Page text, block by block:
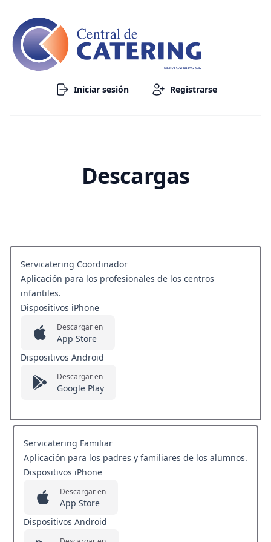
Iniciar sesión Registrarse
Descargas
Servicatering Coordinador
Aplicación para los profesionales de los centros
infantiles.
Dispositivos iPhone
Descargar en
App Store
Dispositivos Android
Descargar en
Google Play
Servicatering Familiar
Aplicación para los padres y familiares de los alumnos.
Dispositivos iPhone
Descargar en
App Store
Dispositivos Android